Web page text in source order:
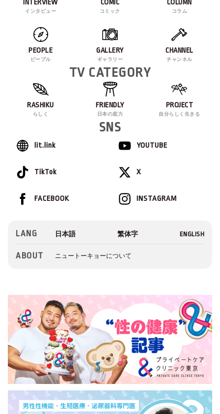
INTERVIEW
インタビュー
COMIC
コミック
COLUMN
コラム
PEOPLE
ピープル
GALLERY
ギャラリー
CHANNEL
チャンネル
TV CATEGORY
RASHIKU
らしく
FRIENDLY
日本の底力
PROJECT
自分らしく生きる
SNS
lit.link YOUTUBE
TikTok X
INSTAGRAM
FACEBOOK
LANG
ABOUT ニュートーキョーについて